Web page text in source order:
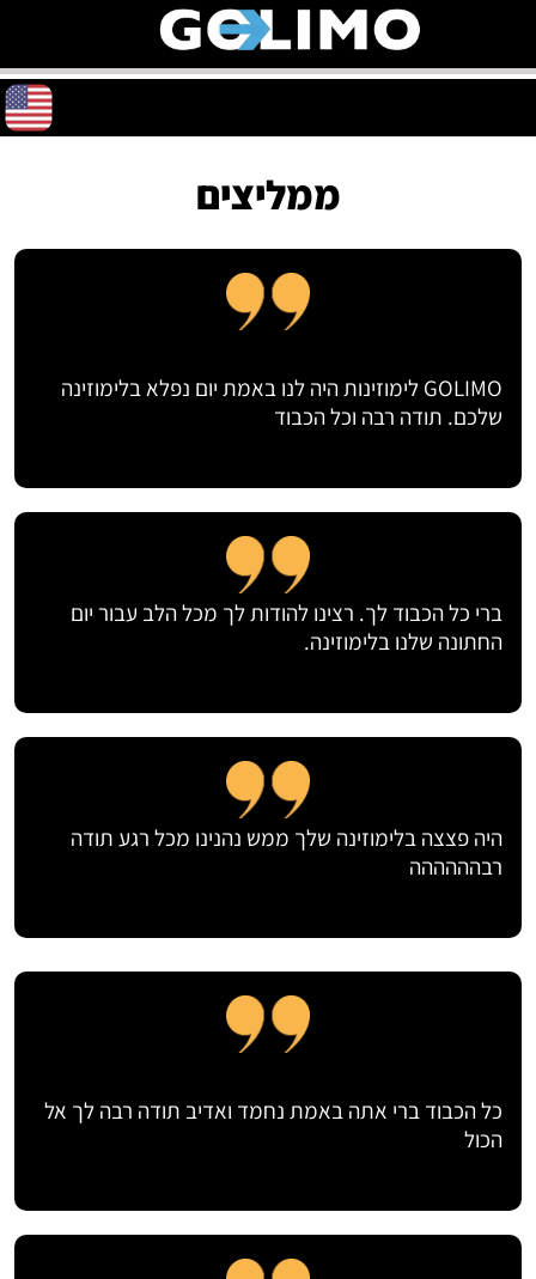
ממליצים
GOLIMO לימוזינות היה לנו באמת יום נפלא בלימוזינה
שלכם. תודה רבה וכל הכבוד
ברי כל הכבוד לך. רצינו להודות לך מכל הלב עבור יום
החתונה שלנו בלימוזינה.
היה פצצה בלימוזינה שלך ממש נהנינו מכל רגע תודה
רבהההההה
כל הכבוד ברי אתה באמת נחמד ואדיב תודה רבה לך אל
הכול